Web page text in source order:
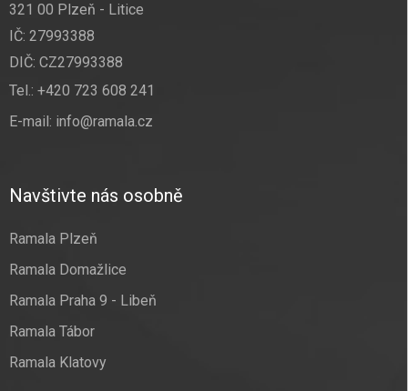
321 00 Plzeň - Litice
IČ: 27993388
DIČ: CZ27993388
Tel.: +420 723 608 241
E-mail: info@ramala.cz
Navštivte nás osobně
Ramala Plzeň
Ramala Domažlice
Ramala Praha 9 - Libeň
Ramala Tábor
Ramala Klatovy